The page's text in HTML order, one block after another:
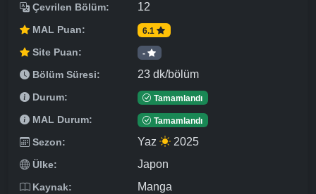
Çevrilen Bölüm: 12
MAL Puan: 6.1
Site Puan: -
Bölüm Süresi: 23 dk/bölüm
Durum: Tamamlandı
MAL Durum: Tamamlandı
Sezon: Yaz 2025
Ülke: Japon
Kaynak: Manga